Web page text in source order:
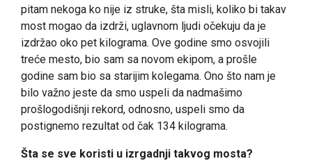
pitam nekoga ko nije iz struke, šta misli, koliko bi takav
most mogao da izdrži, uglavnom ljudi očekuju da je
izdržao oko pet kilograma. Ove godine smo osvojili
treće mesto, bio sam sa novom ekipom, a prošle
godine sam bio sa starijim kolegama. Ono što nam je
bilo važno jeste da smo uspeli da nadmašimo
prošlogodišnji rekord, odnosno, uspeli smo da
postignemo rezultat od čak 134 kilograma.
Šta se sve koristi u izrgadnji takvog mosta?